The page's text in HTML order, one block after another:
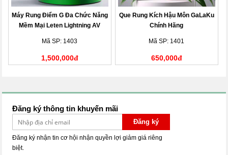
Máy Rung Điểm G Đa Chức Năng
Mềm Mại Leten Lightning AV
Mã SP: 1403
1,500,000đ
Que Rung Kích Hậu Môn GaLaKu
Chính Hãng
Mã SP: 1401
650,000đ
Đăng ký thông tin khuyến mãi
Đăng ký
Đăng ký nhận tin cơ hội nhận quyền lợi giảm giá riêng
biệt.